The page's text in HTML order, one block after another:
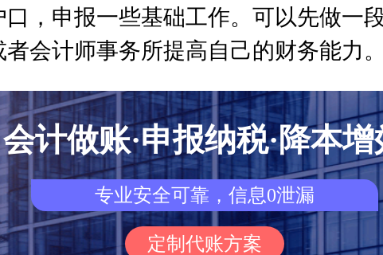
，申报一些基础工作。可以先做一
会计师事务所提高自己的财务能力
会计做账·申报纳税·降本增
专业安全可靠，信息0泄漏
定制代账方案